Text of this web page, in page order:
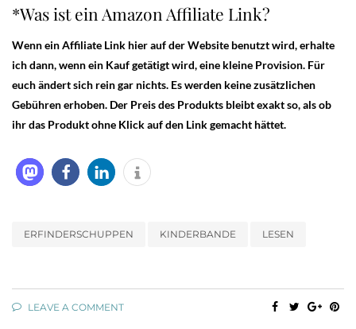
*Was ist ein Amazon Affiliate Link?
Wenn ein Affiliate Link hier auf der Website benutzt wird, erhalte
ich dann, wenn ein Kauf getätigt wird, eine kleine Provision. Für
euch ändert sich rein gar nichts. Es werden keine zusätzlichen
Gebühren erhoben. Der Preis des Produkts bleibt exakt so, als ob
ihr das Produkt ohne Klick auf den Link gemacht hättet.
ERFINDERSCHUPPEN KINDERBANDE LESEN
LEAVE A COMMENT